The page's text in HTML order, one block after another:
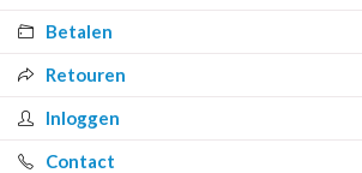
Betalen
Retouren
Inloggen
Contact